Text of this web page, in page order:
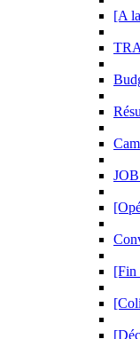
[A
[Fin